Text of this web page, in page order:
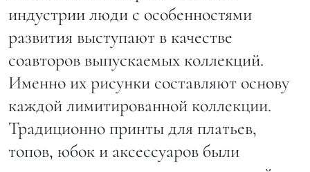
индустрии люди с особенностями
развития выступают в качестве
соавторов выпускаемых коллекций.
Именно их рисунки составляют основу
каждой лимитированной коллекции.
Традиционно принты для платьев,
топов, юбок и аксессуаров были